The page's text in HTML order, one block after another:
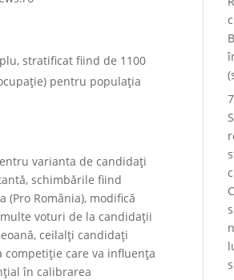
stratificat fiind de 1100
pentru populația
varianta de candidați
schimbările fiind
România), modifică
voturi de la candidații
ceilalți candidați
care va influența
în calibrarea